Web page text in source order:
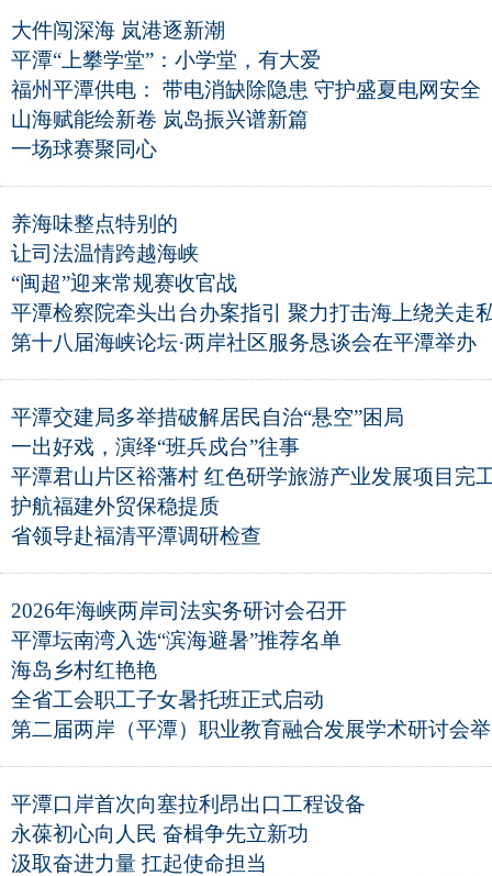
大件闯深海 岚港逐新潮
平潭“上攀学堂”：小学堂，有大爱
福州平潭供电： 带电消缺除隐患 守护盛夏电网安全
山海赋能绘新卷 岚岛振兴谱新篇
一场球赛聚同心
养海味整点特别的
让司法温情跨越海峡
“闽超”迎来常规赛收官战
平潭检察院牵头出台办案指引 聚力打击海上绕关走
第十八届海峡论坛·两岸社区服务恳谈会在平潭举办
平潭交建局多举措破解居民自治“悬空”困局
一出好戏，演绎“班兵戍台”往事
平潭君山片区裕藩村 红色研学旅游产业发展项目完
护航福建外贸保稳提质
省领导赴福清平潭调研检查
2026年海峡两岸司法实务研讨会召开
平潭坛南湾入选“滨海避暑”推荐名单
海岛乡村红艳艳
全省工会职工子女暑托班正式启动
第二届两岸（平潭）职业教育融合发展学术研讨会
平潭口岸首次向塞拉利昂出口工程设备
永葆初心向人民 奋楫争先立新功
汲取奋进力量 扛起使命担当